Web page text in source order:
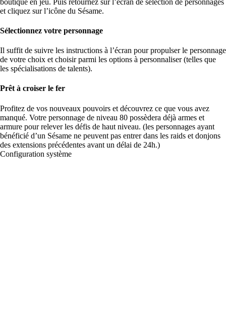
et cliquez sur l’icône du Sésame.
Sélectionnez votre personnage
Il suffit de suivre les instructions à l’écran pour propulser le personnage
de votre choix et choisir parmi les options à personnaliser (telles que
les spécialisations de talents).
Prêt à croiser le fer
Profitez de vos nouveaux pouvoirs et découvrez ce que vous avez
manqué. Votre personnage de niveau 80 possèdera déjà armes et
armure pour relever les défis de haut niveau. (les personnages ayant
bénéficié d’un Sésame ne peuvent pas entrer dans les raids et donjons
des extensions précédentes avant un délai de 24h.)
Configuration système